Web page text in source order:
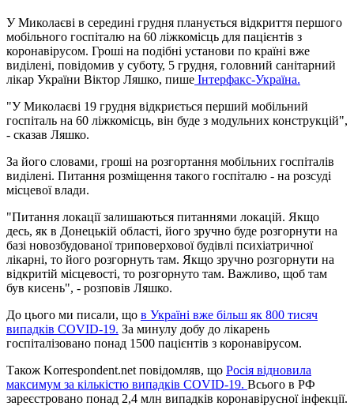
У Миколаєві в середині грудня планується відкриття першого
мобільного госпіталю на 60 ліжкомісць для пацієнтів з
коронавірусом. Гроші на подібні установи по країні вже
виділені, повідомив у суботу, 5 грудня, головний санітарний
лікар України Віктор Ляшко, пише Інтерфакс-Україна.
"У Миколаєві 19 грудня відкриється перший мобільний
госпіталь на 60 ліжкомісць, він буде з модульних конструкцій",
- сказав Ляшко.
За його словами, гроші на розгортання мобільних госпіталів
виділені. Питання розміщення такого госпіталю - на розсуді
місцевої влади.
"Питання локації залишаються питаннями локацій. Якщо
десь, як в Донецькій області, його зручно буде розгорнути на
базі новозбудованої триповерхової будівлі психіатричної
лікарні, то його розгорнуть там. Якщо зручно розгорнути на
відкритій місцевості, то розгорнуто там. Важливо, щоб там
був кисень", - розповів Ляшко.
До цього ми писали, що в Україні вже більш як 800 тисяч
випадків COVID-19. За минулу добу до лікарень
госпіталізовано понад 1500 пацієнтів з коронавірусом.
Також Korrespondent.net повідомляв, що Росія відновила
максимум за кількістю випадків COVID-19. Всього в РФ
зареєстровано понад 2,4 млн випадків коронавірусної інфекції.